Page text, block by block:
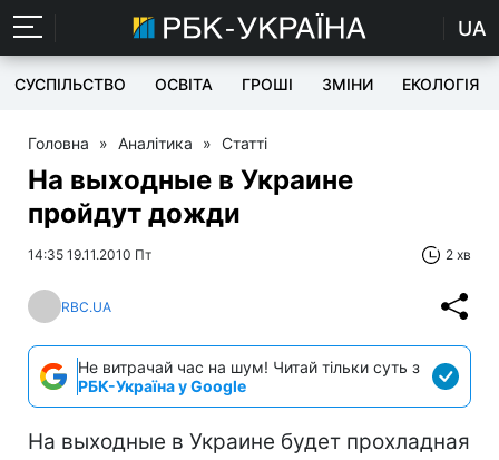
UA
СУСПІЛЬСТВО ОСВІТА ГРОШІ ЗМІНИ ЕКОЛОГІЯ
Головна » Аналітика » Статті
На выходные в Украине
пройдут дожди
14:35 19.11.2010 Пт 2 хв
RBC.UA
Не витрачай час на шум! Читай тільки суть з
РБК-Україна у Google
На выходные в Украине будет прохладная